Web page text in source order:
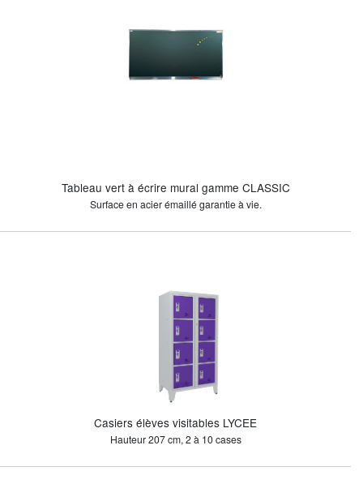
Tableau vert à écrire mural gamme CLASSIC
Surface en acier émaillé garantie à vie.
Casiers élèves visitables LYCEE
Hauteur 207 cm, 2 à 10 cases